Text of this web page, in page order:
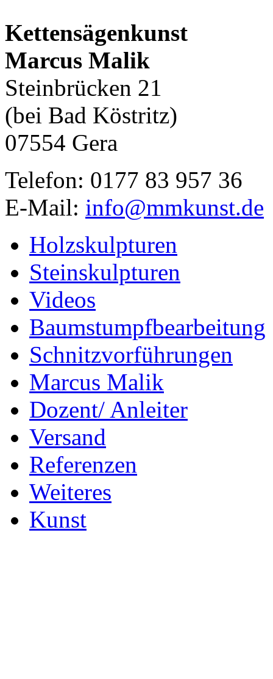
Kettensägenkunst
Marcus Malik
Steinbrücken 21
(bei Bad Köstritz)
07554 Gera
Telefon: 0177 83 957 36
E-Mail: info@mmkunst.de
Holzskulpturen
Steinskulpturen
Videos
Baumstumpfbearbeitung
Schnitzvorführungen
Marcus Malik
Dozent/ Anleiter
Versand
Referenzen
Weiteres
Kunst